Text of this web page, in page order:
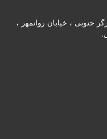
جنوبی ، خیابان روانمهر ،